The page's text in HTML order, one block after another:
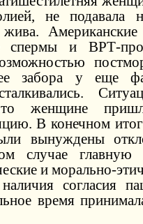
не подавала
Американские
спермы и ВРТ-
забора у еще
женщине
В конечном
вынуждены
случае главную
и морально-
согласия
время